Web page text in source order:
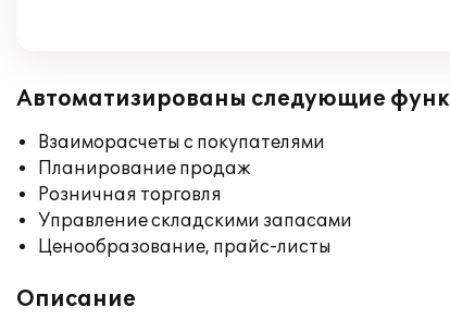
Автоматизированы следующие
Взаиморасчеты с покупателями
Планирование продаж
Розничная торговля
Управление складскими запасами
Ценообразование, прайс-листы
Описание